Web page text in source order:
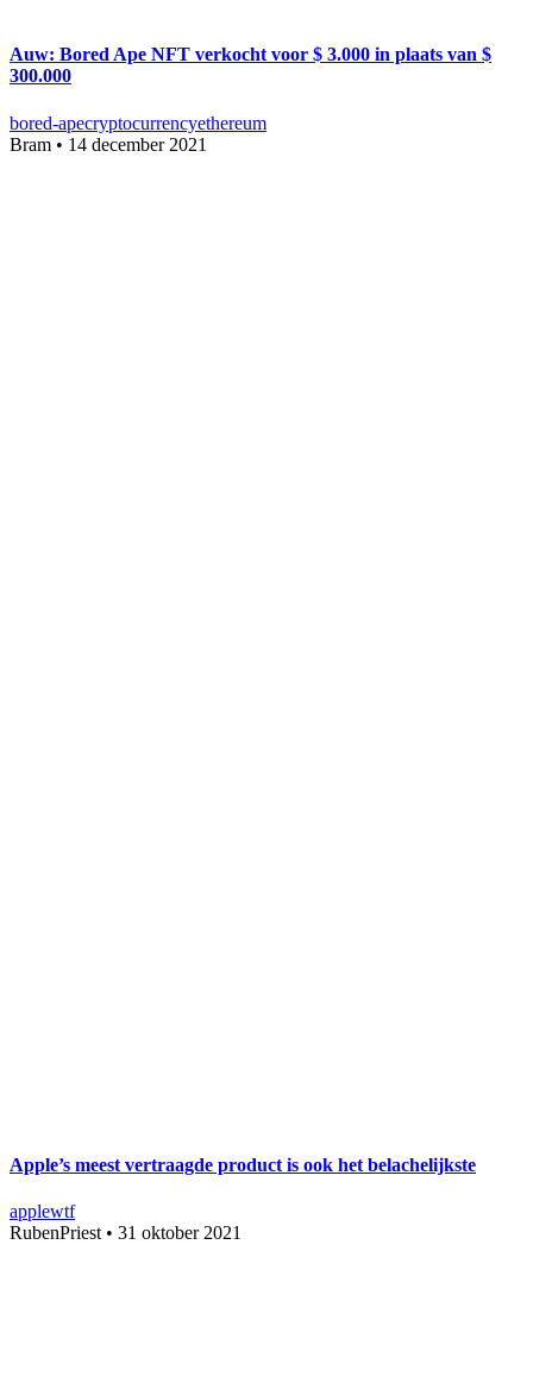
Auw: Bored Ape NFT verkocht voor $ 3.000 in plaats van $
300.000
bored-apecryptocurrencyethereum
Bram • 14 december 2021
Apple’s meest vertraagde product is ook het belachelijkste
applewtf
RubenPriest • 31 oktober 2021